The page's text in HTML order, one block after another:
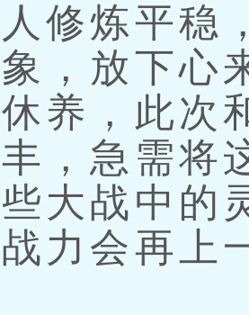
修炼平稳
，放下心
养，此次
，急需将
大战中的
力会再上